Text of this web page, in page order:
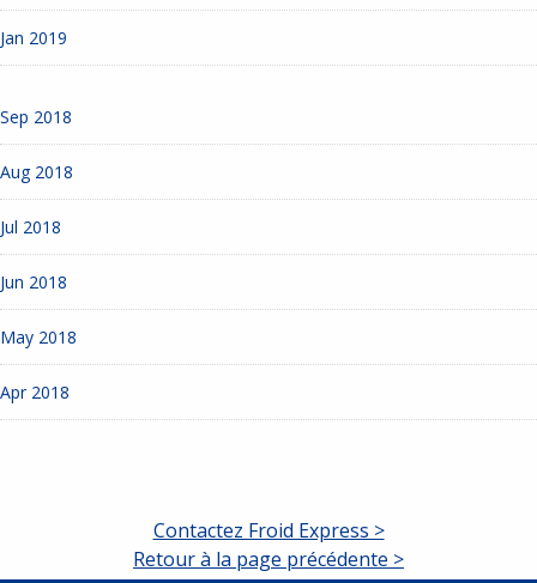
Jan 2019
Sep 2018
Aug 2018
Jul 2018
Jun 2018
May 2018
Apr 2018
Contactez Froid Express >
Retour à la page précédente >